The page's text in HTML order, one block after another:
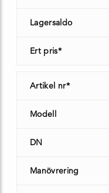
Lagersaldo
Ert pris*
Artikel nr*
Modell
DN
Manövrering